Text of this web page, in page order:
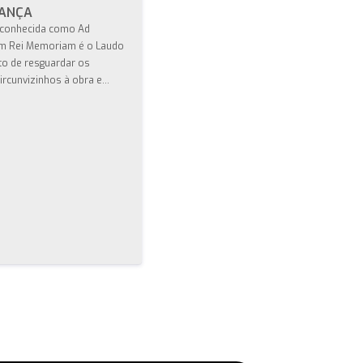
como Ad
Rei Memoriam é o Laudo
de resguardar os
à obra e...